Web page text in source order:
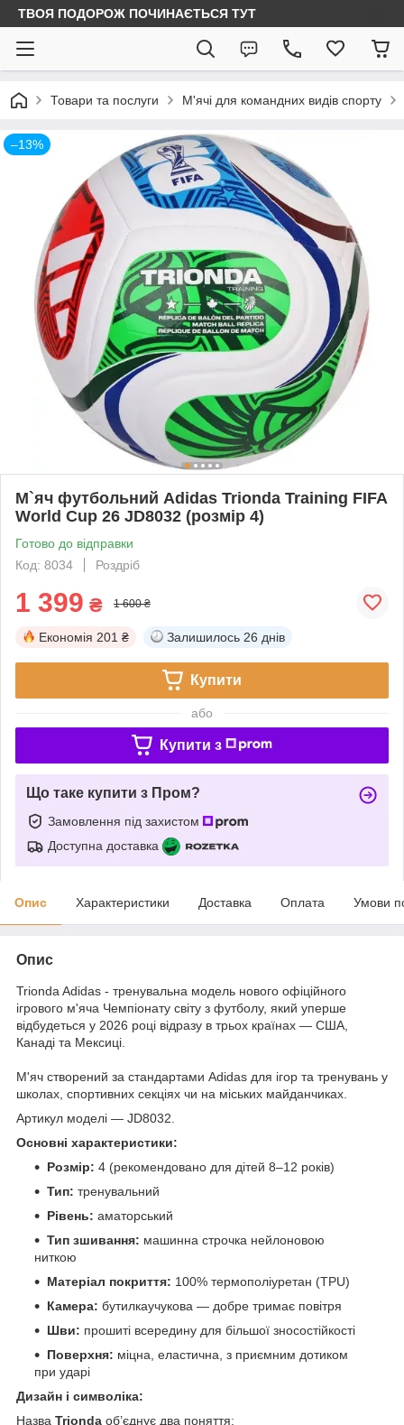
ТВОЯ ПОДОРОЖ ПОЧИНАЄТЬСЯ ТУТ
Товари та послуги М'ячі для командних видів спорту
–13%
М`яч футбольний Adidas Trionda Training FIFA
World Cup 26 JD8032 (розмір 4)
Готово до відправки
Код: 8034
Роздріб
1 399 ₴ 1 600 ₴
Економія 201 ₴ Залишилось 26 днів
Купити
або
Купити з
Що таке купити з Пром?
Замовлення під захистом
Доступна доставка
Опис Характеристики Доставка Оплата Умови
Опис
Trionda Adidas - тренувальна модель нового офіційного
ігрового м'яча Чемпіонату світу з футболу, який уперше
відбудеться у 2026 році відразу в трьох країнах — США,
Канаді та Мексиці.
М'яч створений за стандартами Adidas для ігор та тренувань у
школах, спортивних секціях чи на міських майданчиках.
Артикул моделі — JD8032.
Основні характеристики:
Розмір: 4 (рекомендовано для дітей 8–12 років)
Тип: тренувальний
Рівень: аматорський
Тип зшивання: машинна строчка нейлоновою
ниткою
Матеріал покриття: 100% термополіуретан (TPU)
Камера: бутилкаучукова — добре тримає повітря
Шви: прошиті всередину для більшої зносостійкості
Поверхня: міцна, еластична, з приємним дотиком
при ударі
Дизайн і символіка:
Назва Trionda об’єднує два поняття: